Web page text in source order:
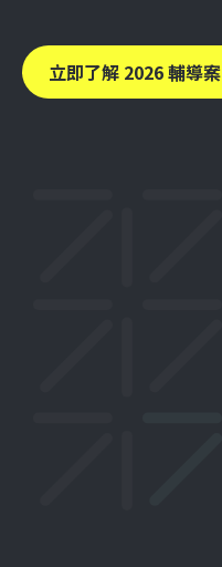
立即了解 2026 輔導案